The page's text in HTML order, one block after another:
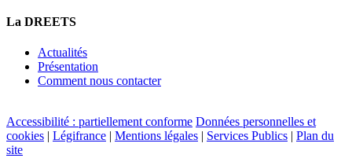
La DREETS
Actualités
Présentation
Comment nous contacter
Accessibilité : partiellement conforme Données personnelles et
cookies | Légifrance | Mentions légales | Services Publics | Plan du
site